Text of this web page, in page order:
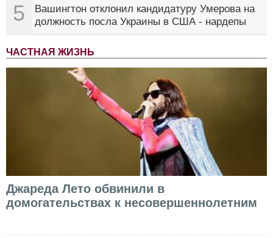
5
Вашингтон отклонил кандидатуру Умерова на
должность посла Украины в США - нардепы
ЧАСТНАЯ ЖИЗНЬ
Джареда Лето обвинили в
домогательствах к несовершеннолетним